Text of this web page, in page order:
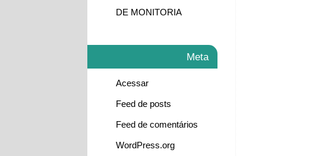
DE MONITORIA
Meta
Acessar
Feed de posts
Feed de comentários
WordPress.org